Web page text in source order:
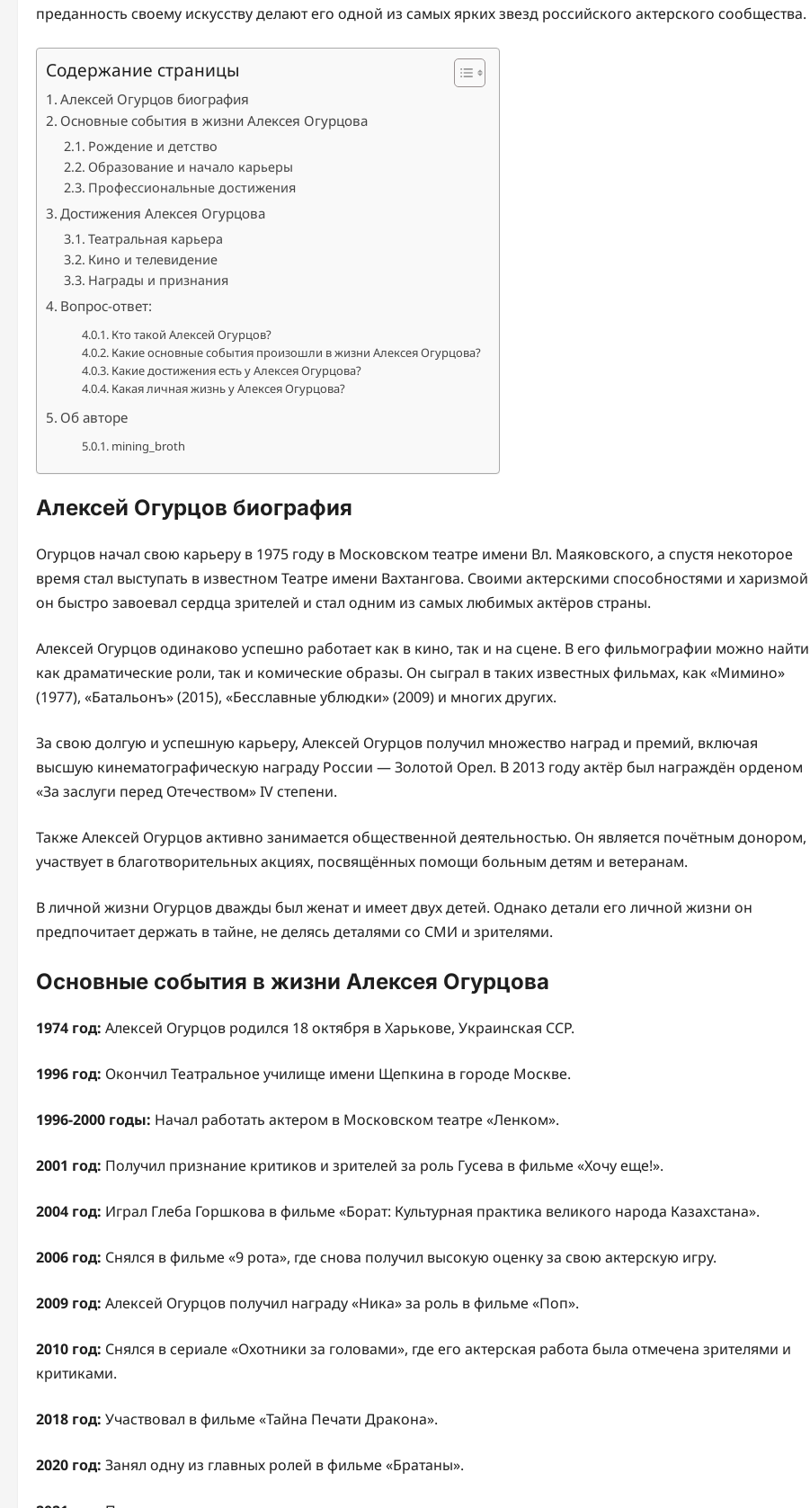
преданность своему искусству делают его одной из самых ярких звезд российского актерского сообщества.
Содержание страницы
Алексей Огурцов биография
Основные события в жизни Алексея Огурцова
Рождение и детство
Образование и начало карьеры
Профессиональные достижения
Достижения Алексея Огурцова
Театральная карьера
Кино и телевидение
Награды и признания
Вопрос-ответ:
Кто такой Алексей Огурцов?
Какие основные события произошли в жизни Алексея Огурцова?
Какие достижения есть у Алексея Огурцова?
Какая личная жизнь у Алексея Огурцова?
Об авторе
mining_broth
Алексей Огурцов биография
Огурцов начал свою карьеру в 1975 году в Московском театре имени Вл. Маяковского, а спустя некоторое
время стал выступать в известном Театре имени Вахтангова. Своими актерскими способностями и харизмой
он быстро завоевал сердца зрителей и стал одним из самых любимых актёров страны.
Алексей Огурцов одинаково успешно работает как в кино, так и на сцене. В его фильмографии можно найти
как драматические роли, так и комические образы. Он сыграл в таких известных фильмах, как «Мимино»
(1977), «Батальонъ» (2015), «Бесславные ублюдки» (2009) и многих других.
За свою долгую и успешную карьеру, Алексей Огурцов получил множество наград и премий, включая
высшую кинематографическую награду России — Золотой Орел. В 2013 году актёр был награждён орденом
«За заслуги перед Отечеством» IV степени.
Также Алексей Огурцов активно занимается общественной деятельностью. Он является почётным донором,
участвует в благотворительных акциях, посвящённых помощи больным детям и ветеранам.
В личной жизни Огурцов дважды был женат и имеет двух детей. Однако детали его личной жизни он
предпочитает держать в тайне, не делясь деталями со СМИ и зрителями.
Основные события в жизни Алексея Огурцова
1974 год: Алексей Огурцов родился 18 октября в Харькове, Украинская ССР.
1996 год: Окончил Театральное училище имени Щепкина в городе Москве.
1996-2000 годы: Начал работать актером в Московском театре «Ленком».
2001 год: Получил признание критиков и зрителей за роль Гусева в фильме «Хочу еще!».
2004 год: Играл Глеба Горшкова в фильме «Борат: Культурная практика великого народа Казахстана».
2006 год: Снялся в фильме «9 рота», где снова получил высокую оценку за свою актерскую игру.
2009 год: Алексей Огурцов получил награду «Ника» за роль в фильме «Поп».
2010 год: Снялся в сериале «Охотники за головами», где его актерская работа была отмечена зрителями и
критиками.
2018 год: Участвовал в фильме «Тайна Печати Дракона».
2020 год: Занял одну из главных ролей в фильме «Братаны».